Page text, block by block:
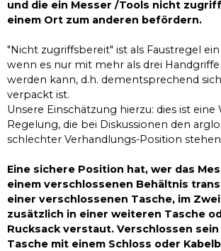
und die ein Messer /Tools nicht
einem Ort zum anderen befördern.
"Nicht zugriffsbereit" ist als Faustregel
wenn es nur mit mehr als drei
werden kann, d.h. dementsprechend
verpackt ist.
Unsere Einschätzung hierzu: dies ist eine
Regelung, die bei Diskussionen den
schlechter Verhandlungs-Position stehen
Eine sichere Position hat, wer das
einem verschlossenen Behältnis
einer verschlossenen Tasche, im
zusätzlich in einer weiteren Tasche
Rucksack verstaut. Verschlossen
Tasche mit einem Schloss oder